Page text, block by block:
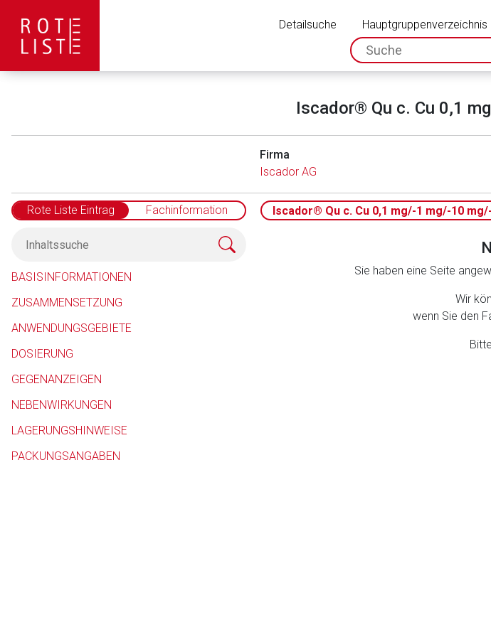
Detailsuche Hauptgruppenverzeichnis
spc.search.input.placeholder
Iscador® Qu c. Cu 0,1
Firma
Iscador AG
Rote Liste Eintrag Fachinformation Iscador® Qu c. Cu 0,1 mg/-1 mg/-10
BASISINFORMATIONEN
ZUSAMMENSETZUNG
ANWENDUNGSGEBIETE
DOSIERUNG
GEGENANZEIGEN
NEBENWIRKUNGEN
LAGERUNGSHINWEISE
PACKUNGSANGABEN
Sie haben eine Seite
Wir
wenn Sie den
Aufruf einer externen Seite
Der von Ihnen aufgerufene Link öffnet eine externe